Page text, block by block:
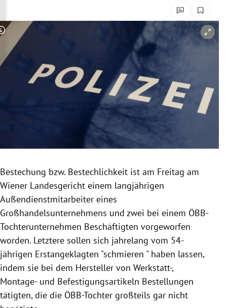
Untermenü
Untermenü
Untermenü
Copyright-Hinweis öffnen/schließen
Bestechung bzw. Bestechlichkeit ist am Freitag am
Wiener Landesgericht einem langjährigen
Außendienstmitarbeiter eines
Großhandelsunternehmens und zwei bei einem ÖBB-
Tochterunternehmen Beschäftigten vorgeworfen
worden. Letztere sollen sich jahrelang vom 54-
jährigen Erstangeklagten "schmieren " haben lassen,
indem sie bei dem Hersteller von Werkstatt-,
Montage- und Befestigungsartikeln Bestellungen
tätigten, die die ÖBB-Tochter großteils gar nicht